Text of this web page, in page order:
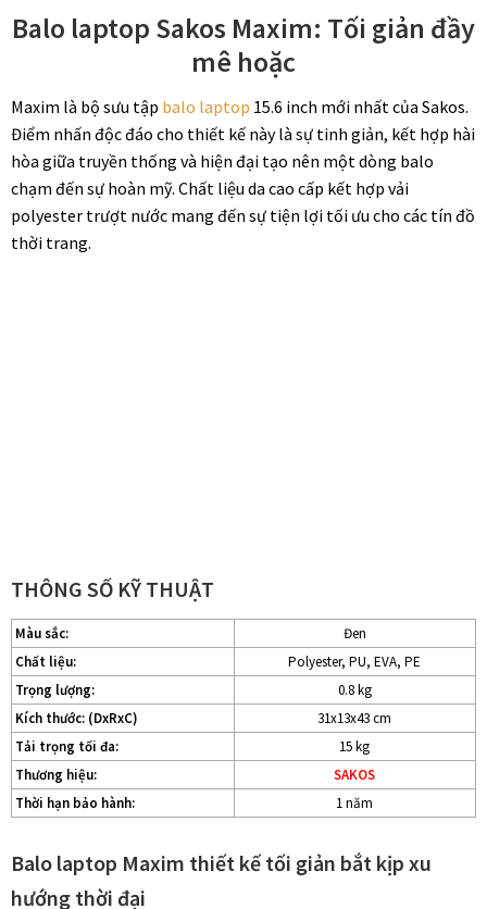
Balo laptop Sakos Maxim: Tối giản đầy
mê hoặc
Maxim là bộ sưu tập balo laptop 15.6 inch mới nhất của Sakos.
Điểm nhấn độc đáo cho thiết kế này là sự tinh giản, kết hợp hài
hòa giữa truyền thống và hiện đại tạo nên một dòng balo
chạm đến sự hoàn mỹ. Chất liệu da cao cấp kết hợp vải
polyester trượt nước mang đến sự tiện lợi tối ưu cho các tín đồ
thời trang.
THÔNG SỐ KỸ THUẬT
Màu sắc:
Đen
Chất liệu:
Polyester, PU, EVA, PE
Trọng lượng:
0.8 kg
Kích thước: (DxRxC)
31x13x43 cm
Tải trọng tối đa:
15 kg
Thương hiệu:
SAKOS
Thời hạn bảo hành:
1 năm
Balo laptop Maxim thiết kế tối giản bắt kịp xu
hướng thời đại